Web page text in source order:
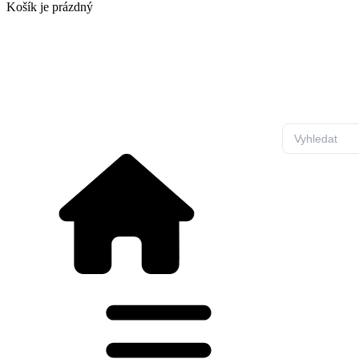
Košík je prázdný